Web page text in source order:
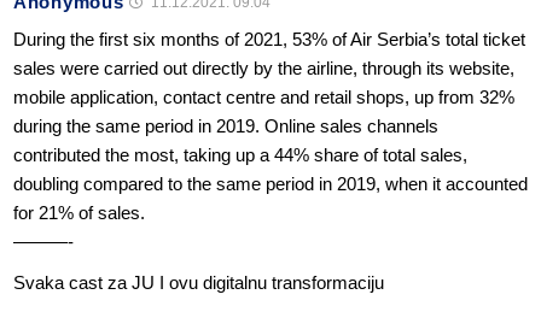
During the first six months of 2021, 53% of Air Serbia’s total ticket
sales were carried out directly by the airline, through its website,
mobile application, contact centre and retail shops, up from 32%
during the same period in 2019. Online sales channels
contributed the most, taking up a 44% share of total sales,
doubling compared to the same period in 2019, when it accounted
for 21% of sales.
———-
Svaka cast za JU I ovu digitalnu transformaciju